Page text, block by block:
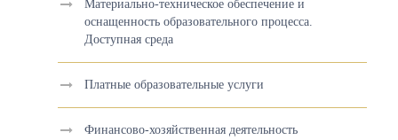
Материально-техническое обеспечение и
оснащенность образовательного процесса.
Доступная среда
Платные образовательные услуги
Финансово-хозяйственная деятельность